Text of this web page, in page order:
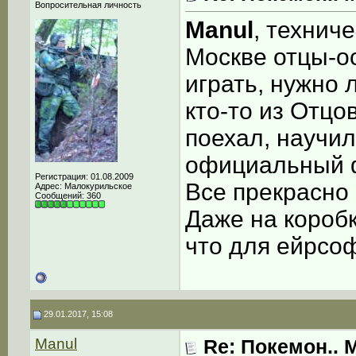
Вопросительная личность
Регистрация: 01.08.2009
Адрес: Малокурильское
Сообщений: 360
Manul ,
Москве отцы-
играть, нужно
кто-то из
поехал,
официальный
Все
Даже на
что для
29.01.2017, 15:08
Manul Re: Покемон..